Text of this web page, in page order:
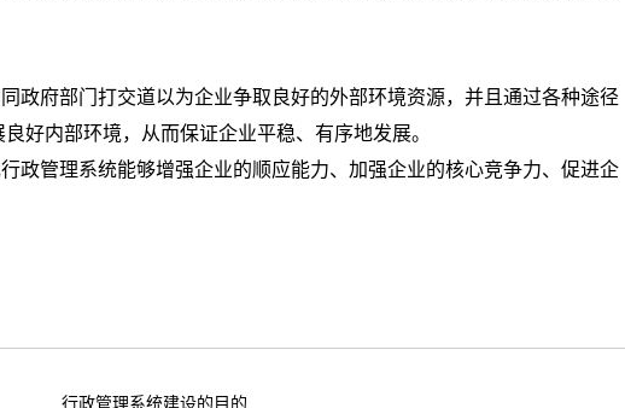
政府部门打交道以为企业争取良好的外部环境资源，并且通过各种途径
好内部环境，从而保证企业平稳、有序地发展。
政管理系统能够增强企业的顺应能力、加强企业的核心竞争力、促进企
行政管理系统建设的目的